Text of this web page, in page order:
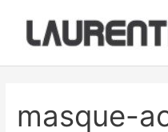
contenu
masque-
articles